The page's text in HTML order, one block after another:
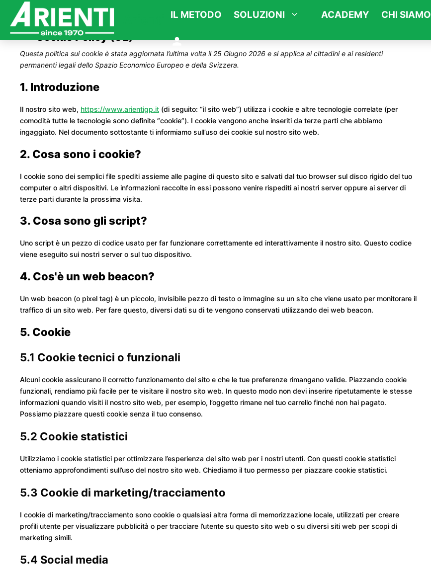
Vai
al
contenuto
IL METODO SOLUZIONI ACADEMY CHI SIAMO
Cookie Policy (UE)
Questa politica sui cookie è stata aggiornata l’ultima volta il 25 Giugno 2026 e si applica ai cittadini e ai residenti
permanenti legali dello Spazio Economico Europeo e della Svizzera.
1. Introduzione
Il nostro sito web, https://www.arientigp.it (di seguito: “il sito web”) utilizza i cookie e altre tecnologie correlate (per
comodità tutte le tecnologie sono definite “cookie”). I cookie vengono anche inseriti da terze parti che abbiamo
ingaggiato. Nel documento sottostante ti informiamo sull’uso dei cookie sul nostro sito web.
2. Cosa sono i cookie?
I cookie sono dei semplici file spediti assieme alle pagine di questo sito e salvati dal tuo browser sul disco rigido del tuo
computer o altri dispositivi. Le informazioni raccolte in essi possono venire rispediti ai nostri server oppure ai server di
terze parti durante la prossima visita.
3. Cosa sono gli script?
Uno script è un pezzo di codice usato per far funzionare correttamente ed interattivamente il nostro sito. Questo codice
viene eseguito sui nostri server o sul tuo dispositivo.
4. Cos'è un web beacon?
Un web beacon (o pixel tag) è un piccolo, invisibile pezzo di testo o immagine su un sito che viene usato per monitorare il
traffico di un sito web. Per fare questo, diversi dati su di te vengono conservati utilizzando dei web beacon.
5. Cookie
5.1 Cookie tecnici o funzionali
Alcuni cookie assicurano il corretto funzionamento del sito e che le tue preferenze rimangano valide. Piazzando cookie
funzionali, rendiamo più facile per te visitare il nostro sito web. In questo modo non devi inserire ripetutamente le stesse
informazioni quando visiti il nostro sito web, per esempio, l’oggetto rimane nel tuo carrello finché non hai pagato.
Possiamo piazzare questi cookie senza il tuo consenso.
5.2 Cookie statistici
Utilizziamo i cookie statistici per ottimizzare l’esperienza del sito web per i nostri utenti. Con questi cookie statistici
otteniamo approfondimenti sull’uso del nostro sito web. Chiediamo il tuo permesso per piazzare cookie statistici.
5.3 Cookie di marketing/tracciamento
I cookie di marketing/tracciamento sono cookie o qualsiasi altra forma di memorizzazione locale, utilizzati per creare
profili utente per visualizzare pubblicità o per tracciare l’utente su questo sito web o su diversi siti web per scopi di
marketing simili.
5.4 Social media